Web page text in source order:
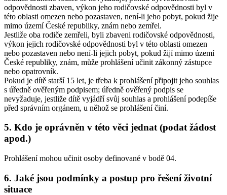
odpovědnosti zbaven, výkon jeho rodičovské odpovědnosti byl v
této oblasti omezen nebo pozastaven, není-li jeho pobyt, pokud žije
mimo území České republiky, znám nebo zemřel.
Jestliže oba rodiče zemřeli, byli zbaveni rodičovské odpovědnosti,
výkon jejich rodičovské odpovědnosti byl v této oblasti omezen
nebo pozastaven nebo není-li jejich pobyt, pokud žijí mimo území
České republiky, znám, může prohlášení učinit zákonný zástupce
nebo opatrovník.
Pokud je dítě starší 15 let, je třeba k prohlášení připojit jeho souhlas
s úředně ověřeným podpisem; úředně ověřený podpis se
nevyžaduje, jestliže dítě vyjádří svůj souhlas a prohlášení podepíše
před správním orgánem, u něhož se prohlášení činí.
5. Kdo je oprávněn v této věci jednat (podat žádost
apod.)
Prohlášení mohou učinit osoby definované v bodě 04.
6. Jaké jsou podmínky a postup pro řešení životní
situace